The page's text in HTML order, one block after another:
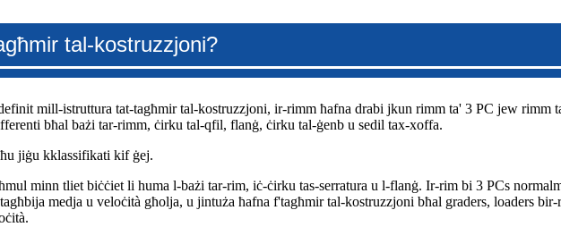
tal-kostruzzjoni?
mill-istruttura tat-tagħmir tal-kostruzzjoni, ir-rimm ħafna drabi jkun rimm ta' 3 PC jew rimm
bħal bażi tar-rimm, ċirku tal-qfil, flanġ, ċirku tal-ġenb u sedil tax-xoffa.
jiġu kklassifikati kif ġej.
minn tliet biċċiet li huma l-bażi tar-rim, iċ-ċirku tas-serratura u l-flanġ. Ir-rim bi 3 PCs
medja u veloċità għolja, u jintuża ħafna f'tagħmir tal-kostruzzjoni bħal graders, loaders